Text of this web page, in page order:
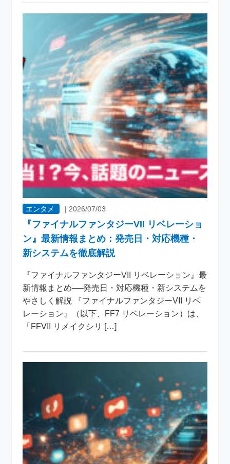
エンタメ | 2026/07/03
『ファイナルファンタジーVII リベレーショ
ン』最新情報まとめ：発売日・対応機種・
新システムを徹底解説
『ファイナルファンタジーVII リベレーション』最
新情報まとめ──発売日・対応機種・新システムを
やさしく解説 『ファイナルファンタジーVII リベ
レーション』（以下、FF7 リベレーション）は、
「FFVII リメイクシリ […]